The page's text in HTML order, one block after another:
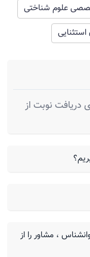
علوم شناختی
ای برای دریافت نوبت از
، مشاور را از